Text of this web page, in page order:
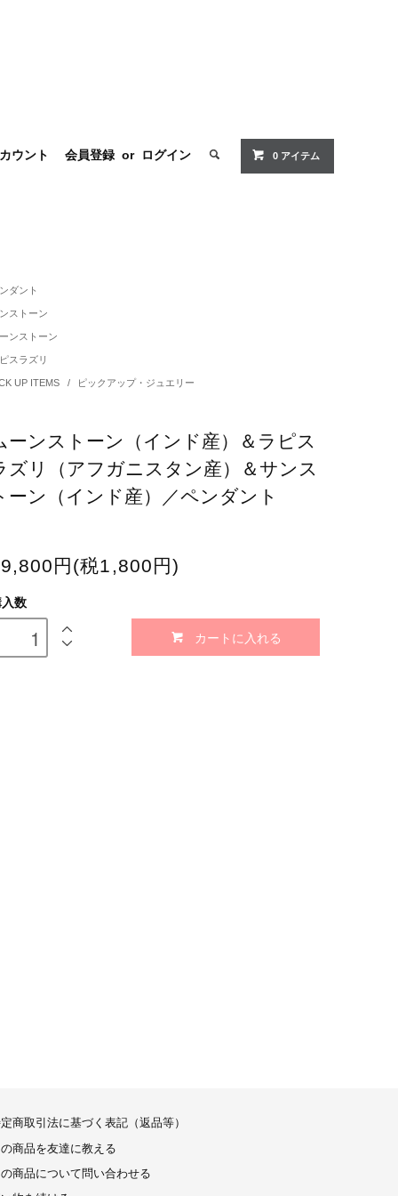
ウント 会員登録 or ログイン 0 アイテム
ダント
ストーン
ンストーン
スラズリ
UP ITEMS / ピックアップ・ジュエリー
ーンストーン（インド産）＆ラピス
ズリ（アフガニスタン産）＆サンス
ーン（インド産）／ペンダント
円(税1,800円)
数
カートに入れる
商取引法に基づく表記（返品等）
の商品を友達に教える
商品について問い合わせる